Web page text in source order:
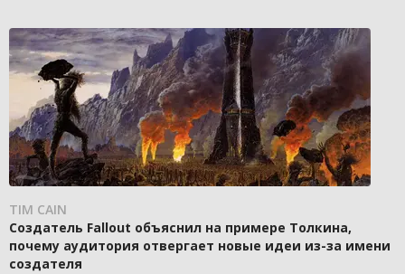
TIM CAIN
Создатель Fallout объяснил на примере Толкина,
почему аудитория отвергает новые идеи из-за имени
создателя